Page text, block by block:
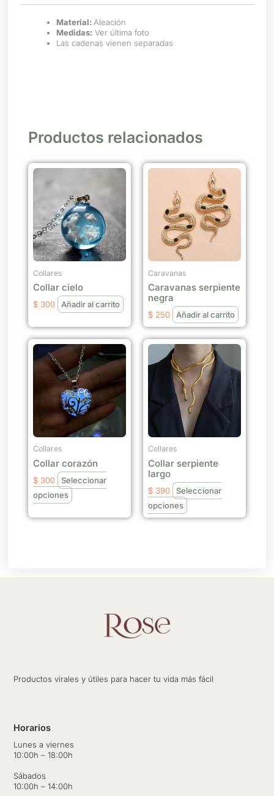
Material:Aleación
Medidas: Ver última foto
Las cadenas vienen separadas
Productos relacionados
Collares
Collar cielo
$ 300 Añadir al carrito
Caravanas
Caravanas serpiente
negra
$ 250 Añadir al carrito
Collares
Collar corazón
$ 300
Seleccionar
opciones
Este
producto
tiene
múltiples
variantes.
Las
opciones
pueden
elegir
en
página
Collares
Collar serpiente
largo
$ 390
Seleccionar
opciones
Este
producto
tiene
múltiples
variantes.
Las
opciones
pueden
en
página
Productos virales y útiles para hacer tu vida más fácil
Horarios
Lunes a viernes
10:00h – 18:00h
Sábados
10:00h – 14:00h